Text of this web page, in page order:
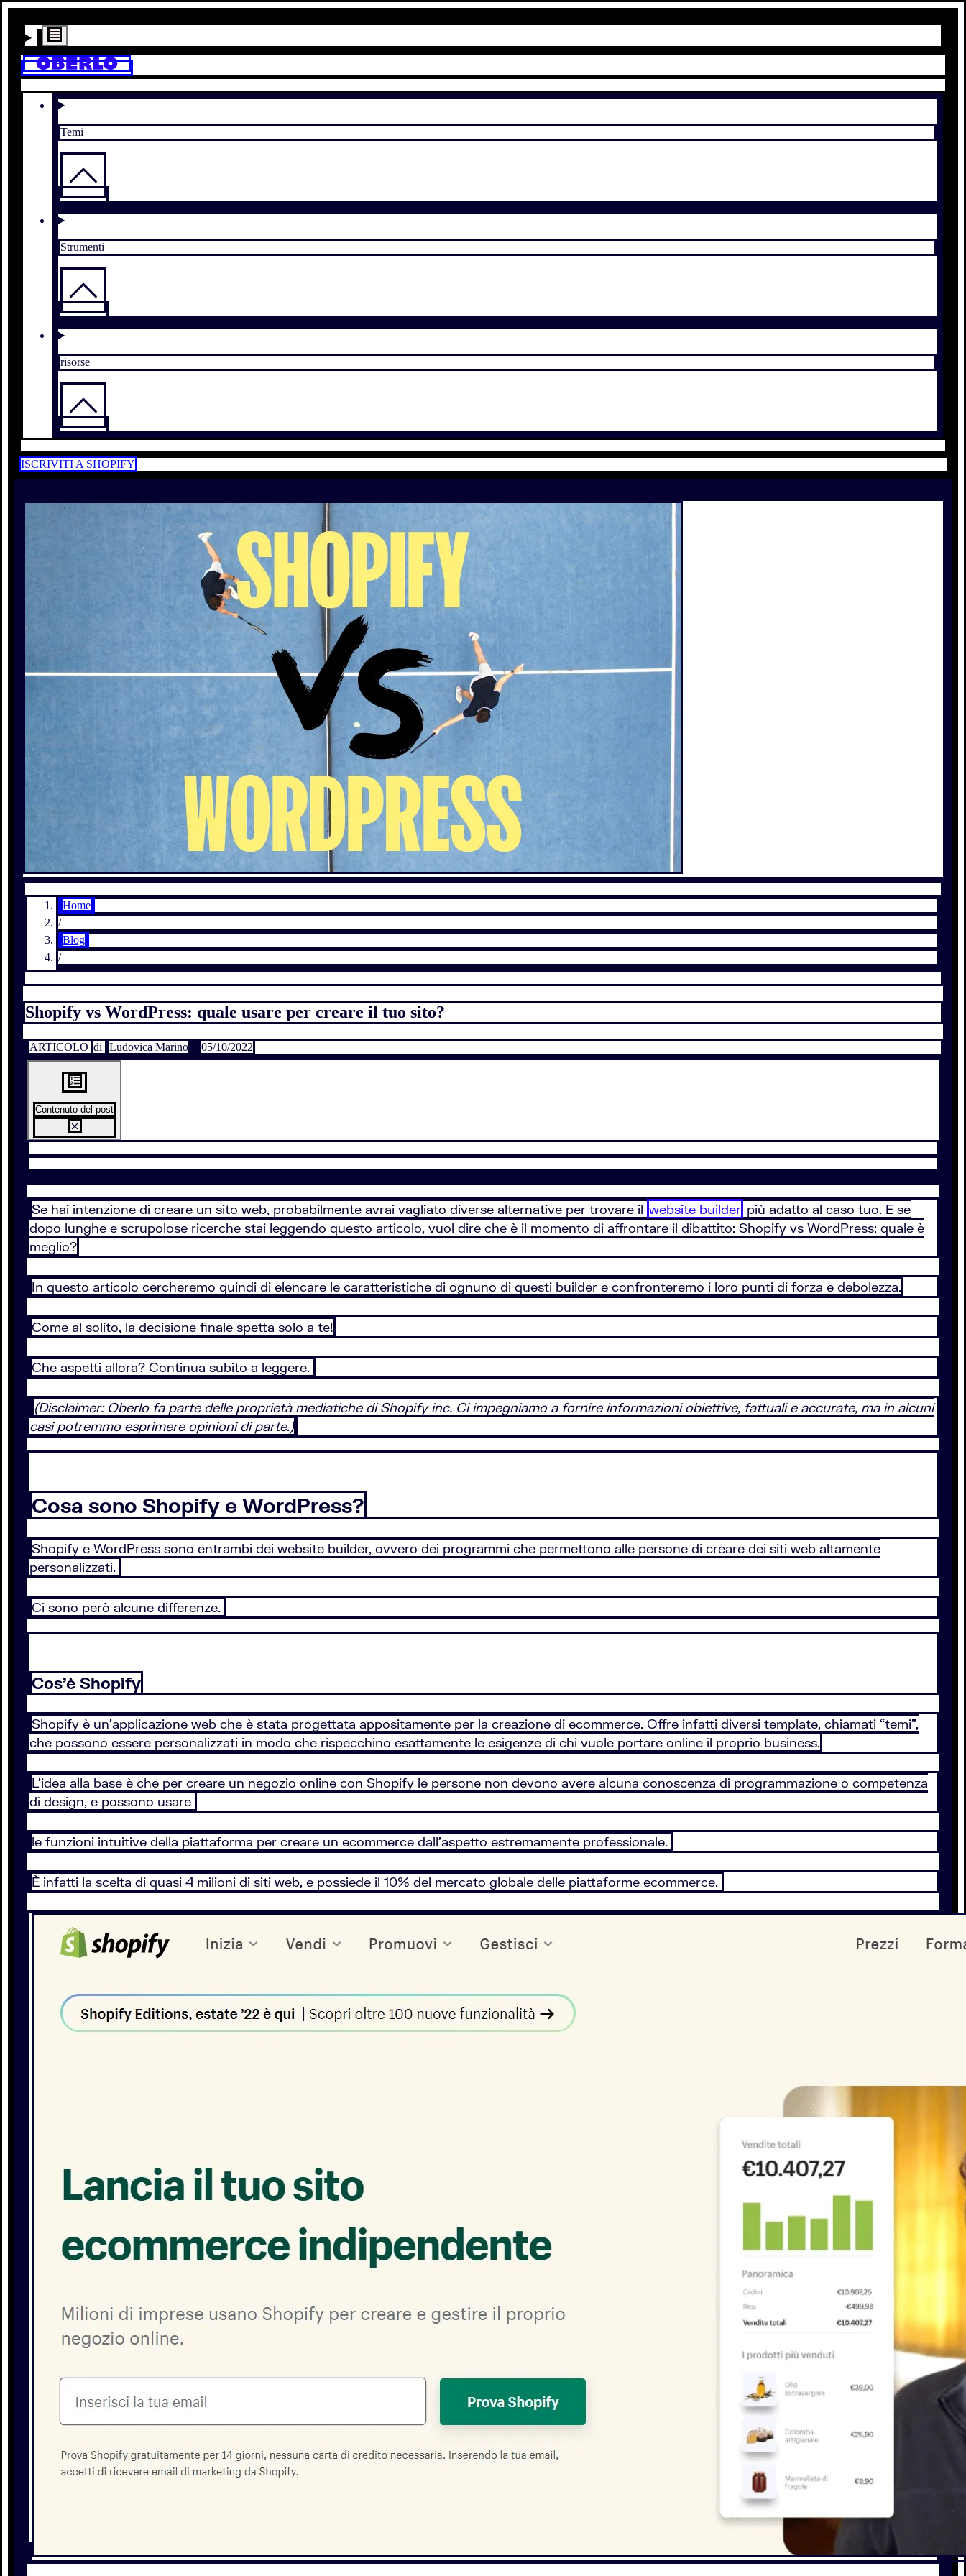
Temi
Strumenti
risorse
ISCRIVITI A SHOPIFY
Home
/
Blog
/
Shopify vs WordPress: quale usare per creare il tuo sito?
ARTICOLO di Ludovica Marino 05/10/2022
Contenuto del post
Se hai intenzione di creare un sito web, probabilmente avrai vagliato diverse alternative per trovare il website builder più adatto al caso tuo. E se
dopo lunghe e scrupolose ricerche stai leggendo questo articolo, vuol dire che è il momento di affrontare il dibattito: Shopify vs WordPress: quale è
meglio?
In questo articolo cercheremo quindi di elencare le caratteristiche di ognuno di questi builder e confronteremo i loro punti di forza e debolezza.
Come al solito, la decisione finale spetta solo a te!
Che aspetti allora? Continua subito a leggere.
(Disclaimer: Oberlo fa parte delle proprietà mediatiche di Shopify inc. Ci impegniamo a fornire informazioni obiettive, fattuali e accurate, ma in alcuni
casi potremmo esprimere opinioni di parte.)
Cosa sono Shopify e WordPress?
Shopify e WordPress sono entrambi dei website builder, ovvero dei programmi che permettono alle persone di creare dei siti web altamente
personalizzati.
Ci sono però alcune differenze.
Cos’è Shopify
Shopify è un’applicazione web che è stata progettata appositamente per la creazione di ecommerce. Offre infatti diversi template, chiamati “temi”,
che possono essere personalizzati in modo che rispecchino esattamente le esigenze di chi vuole portare online il proprio business.
L’idea alla base è che per creare un negozio online con Shopify le persone non devono avere alcuna conoscenza di programmazione o competenza
di design, e possono usare
le funzioni intuitive della piattaforma per creare un ecommerce dall’aspetto estremamente professionale.
È infatti la scelta di quasi 4 milioni di siti web, e possiede il 10% del mercato globale delle piattaforme ecommerce.